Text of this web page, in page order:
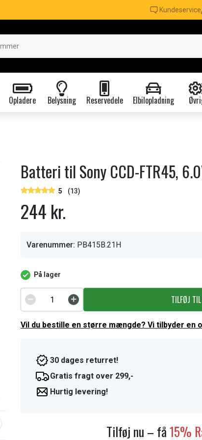
Kundeservice
Opladere Belysning Reservedele Elbilopladning
Batteri til Sony CCD-FTR45,
5 (13)
244 kr.
Varenummer: PB415B.21H
På lager
TILFØJ
Vil du bestille en større mængde? Vi tilbyder en
30 dages returret!
Gratis fragt over 299,-
Hurtig levering!
Tilføj nu – få15%